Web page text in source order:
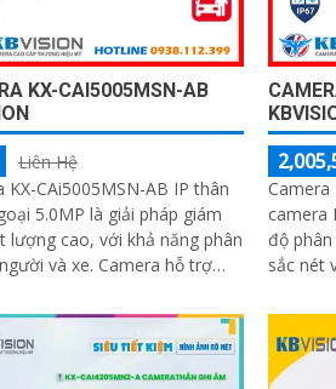
KX-CAI5005MSN-AB
Liên Hệ
KX-CAi5005MSN-AB IP thân
5.0MP là giải pháp giám
lượng cao, với khả năng phân
xe. Camera hỗ trợ
Camera
camera
độ
sắc nét và chi